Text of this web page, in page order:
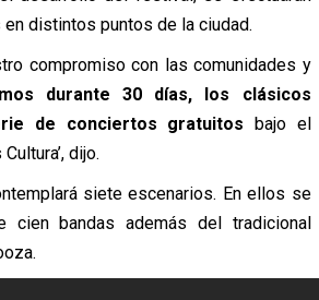
distintos puntos de la ciudad.
compromiso con las comunidades y
durante 30 días, los clásicos
de conciertos gratuitos bajo el
dijo.
siete escenarios. En ellos se
cien bandas además del tradicional